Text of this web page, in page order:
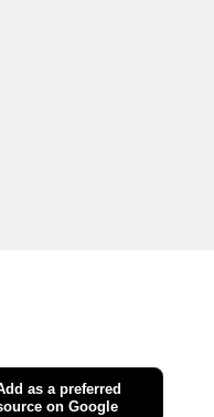
as a preferred
on Google